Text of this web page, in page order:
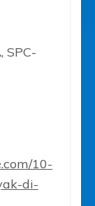
SPC-
10-
di-